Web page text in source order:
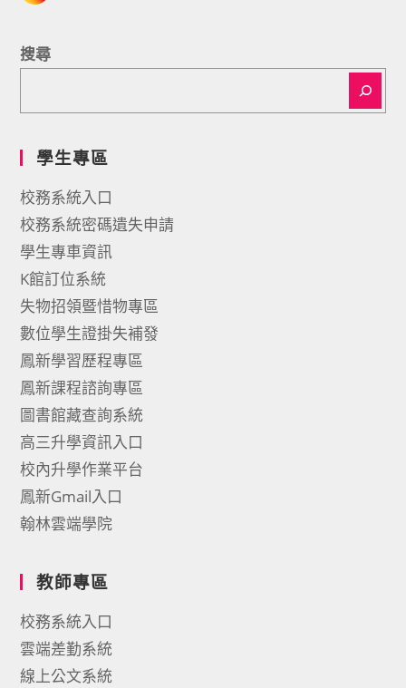
搜尋
學生專區
校務系統入口
校務系統密碼遺失申請
學生專車資訊
K館訂位系統
失物招領暨惜物專區
數位學生證掛失補發
鳳新學習歷程專區
鳳新課程諮詢專區
圖書館藏查詢系統
高三升學資訊入口
校內升學作業平台
鳳新Gmail入口
翰林雲端學院
教師專區
校務系統入口
雲端差勤系統
線上公文系統